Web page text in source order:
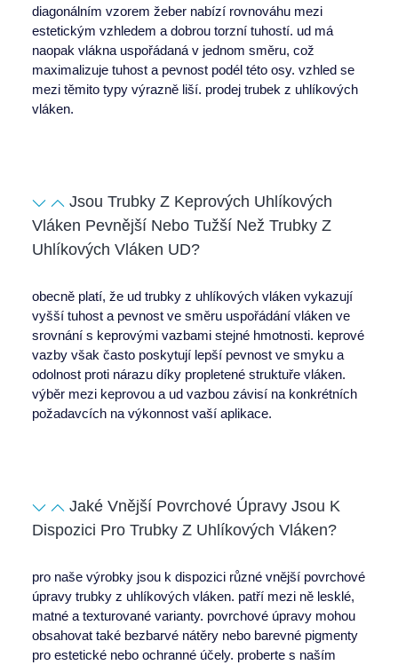
diagonálním vzorem žeber nabízí rovnováhu mezi
estetickým vzhledem a dobrou torzní tuhostí. ud má
naopak vlákna uspořádaná v jednom směru, což
maximalizuje tuhost a pevnost podél této osy. vzhled se
mezi těmito typy výrazně liší. prodej trubek z uhlíkových
vláken.
Jsou Trubky Z Keprových Uhlíkových
Vláken Pevnější Nebo Tužší Než Trubky Z
Uhlíkových Vláken UD?
obecně platí, že ud trubky z uhlíkových vlákenvykazují
vyšší tuhost a pevnost ve směru uspořádání vláken ve
srovnání s keprovými vazbami stejné hmotnosti. keprové
vazby však často poskytují lepší pevnost ve smyku a
odolnost proti nárazu díky propletené struktuře vláken.
výběr mezi keprovou a ud vazbou závisí na konkrétních
požadavcích na výkonnost vaší aplikace.
Jaké Vnější Povrchové Úpravy Jsou K
Dispozici Pro Trubky Z Uhlíkových Vláken?
pro naše výrobky jsou k dispozici různé vnější povrchové
úpravy trubky z uhlíkových vláken. patří mezi ně lesklé,
matné a texturované varianty. povrchové úpravy mohou
obsahovat také bezbarvé nátěry nebo barevné pigmenty
pro estetické nebo ochranné účely. proberte s naším